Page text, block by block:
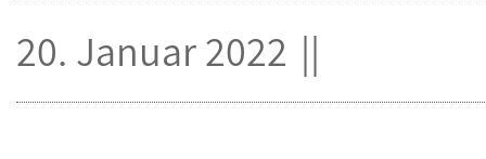
20. Januar 2022